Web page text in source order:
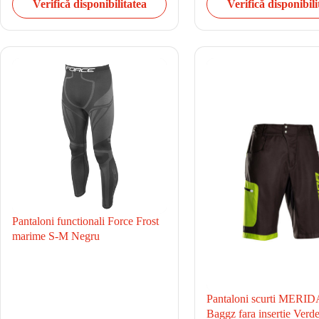
Verifică disponibilitatea Verifică
Pantaloni functionali Force Frost
marime S-M Negru
Pantaloni scurti
Baggz fara insertie